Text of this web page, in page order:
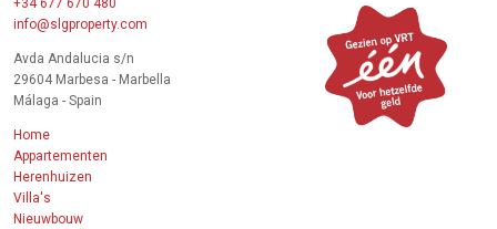
+34 677 670 480
info@slgproperty.com
Avda Andalucia s/n
29604 Marbesa - Marbella
Málaga - Spain
Home
Appartementen
Herenhuizen
Villa's
Nieuwbouw